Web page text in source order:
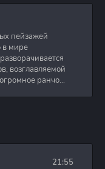
пейзажей
в мире
возглавляемой
ранчо
21:55